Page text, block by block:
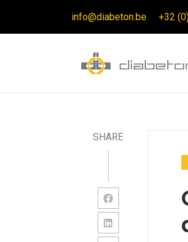
info@diabeton.be +32
SHARE